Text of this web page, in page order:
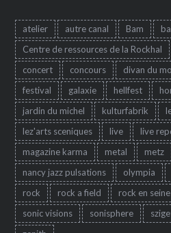
atelier autre canal Bam
Centre de ressources de la Rockhal
concert
concours divan du
festival
galaxie hellfest
jardin du michel
kulturfabrik
lez'arts sceniques
live live
magazine karma
metal metz
nancy jazz pulsations
olympia
rock
rock a field rock en seine
sonic visions
sonisphere